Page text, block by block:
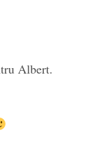
Albert.